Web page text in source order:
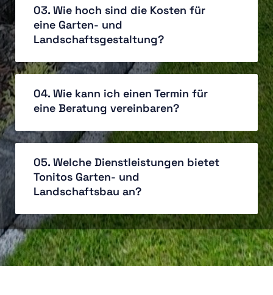
03. Wie hoch sind die Kosten für
eine Garten- und
Landschaftsgestaltung?
04. Wie kann ich einen Termin für
eine Beratung vereinbaren?
05. Welche Dienstleistungen bietet
Tonitos Garten- und
Landschaftsbau an?